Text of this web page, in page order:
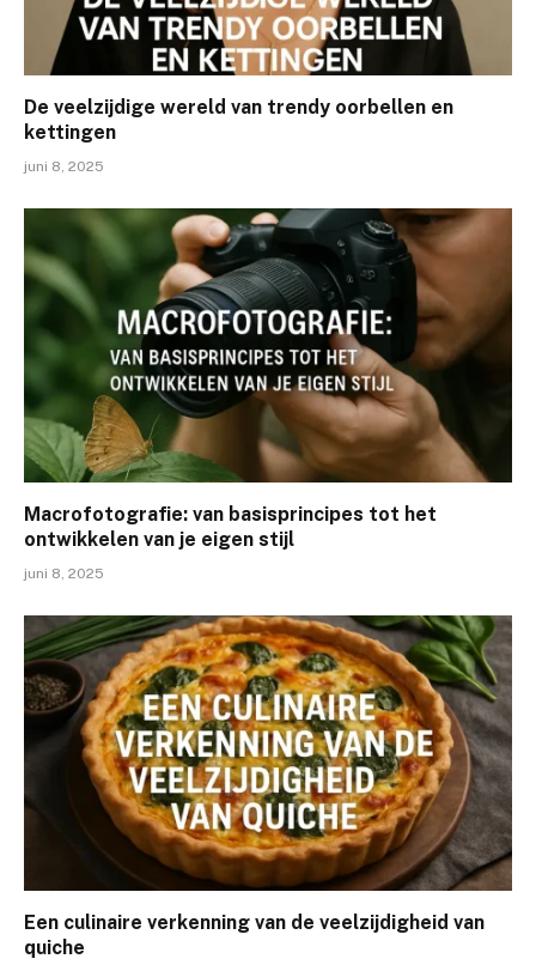
De veelzijdige wereld van trendy oorbellen en
kettingen
juni 8, 2025
Macrofotografie: van basisprincipes tot het
ontwikkelen van je eigen stijl
juni 8, 2025
Een culinaire verkenning van de veelzijdigheid van
quiche